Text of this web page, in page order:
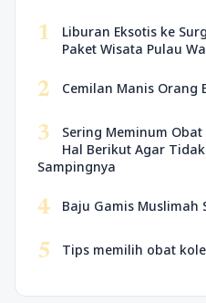
1
Liburan Eksotis ke
Paket Wisata Pulau
2 Cemilan Manis Orang
3
Sering Meminum
Hal Berikut Agar
Sampingnya
4 Baju Gamis
5 Tips memilih obat